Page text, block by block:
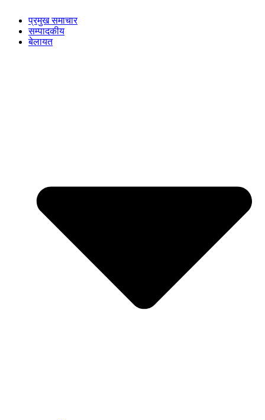
प्रमुख समाचार
सम्पादकीय
बेलायत